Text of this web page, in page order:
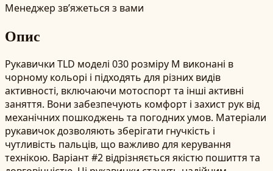
Менеджер зв’яжеться з вами
Опис
Рукавички TLD моделі 030 розміру M виконані в
чорному кольорі і підходять для різних видів
активності, включаючи мотоспорт та інші активні
заняття. Вони забезпечують комфорт і захист рук від
механічних пошкоджень та погодних умов. Матеріали
рукавичок дозволяють зберігати гнучкість і
чутливість пальців, що важливо для керування
технікою. Варіант #2 відрізняється якістю пошиття та